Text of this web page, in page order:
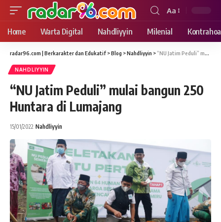
Font
Resizer
Aa
Home Warta Digital Nahdliyyin Milenial
radar96.com | Berkarakter dan Edukatif >Blog >Nahdliyyin > “NU Jatim Peduli” mulai bangun 250 Huntara di Lumajang
NAHDLIYYIN
“NU Jatim Peduli” mulai bangun 250
Huntara di Lumajang
15/01/2022 Nahdliyyin